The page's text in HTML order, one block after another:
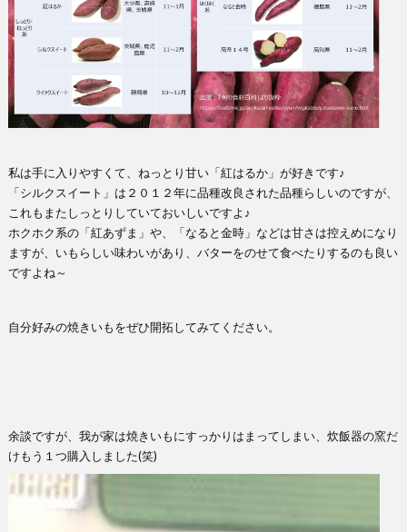
私は手に入りやすくて、ねっとり甘い「紅はるか」が好きです♪
「シルクスイート」は２０１２年に品種改良された品種らしいのですが、
これもまたしっとりしていておいしいですよ♪
ホクホク系の「紅あずま」や、「なると金時」などは甘さは控えめになり
ますが、いもらしい味わいがあり、バターをのせて食べたりするのも良い
ですよね～
自分好みの焼きいもをぜひ開拓してみてください。
余談ですが、我が家は焼きいもにすっかりはまってしまい、炊飯器の窯だ
けもう１つ購入しました(笑)